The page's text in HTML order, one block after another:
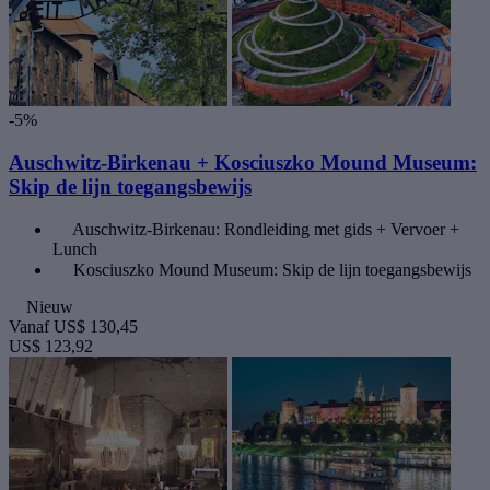
-5%
Auschwitz-Birkenau + Kosciuszko Mound Museum:
Skip de lijn toegangsbewijs
Auschwitz-Birkenau: Rondleiding met gids + Vervoer +
Lunch
Kosciuszko Mound Museum: Skip de lijn toegangsbewijs
Nieuw
Vanaf US$ 130,45
US$ 123,92